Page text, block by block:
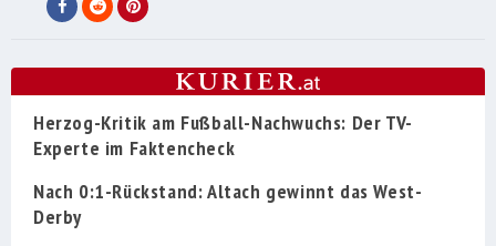
Herzog-Kritik am Fußball-Nachwuchs: Der TV-
Experte im Faktencheck
Nach 0:1-Rückstand: Altach gewinnt das West-
Derby